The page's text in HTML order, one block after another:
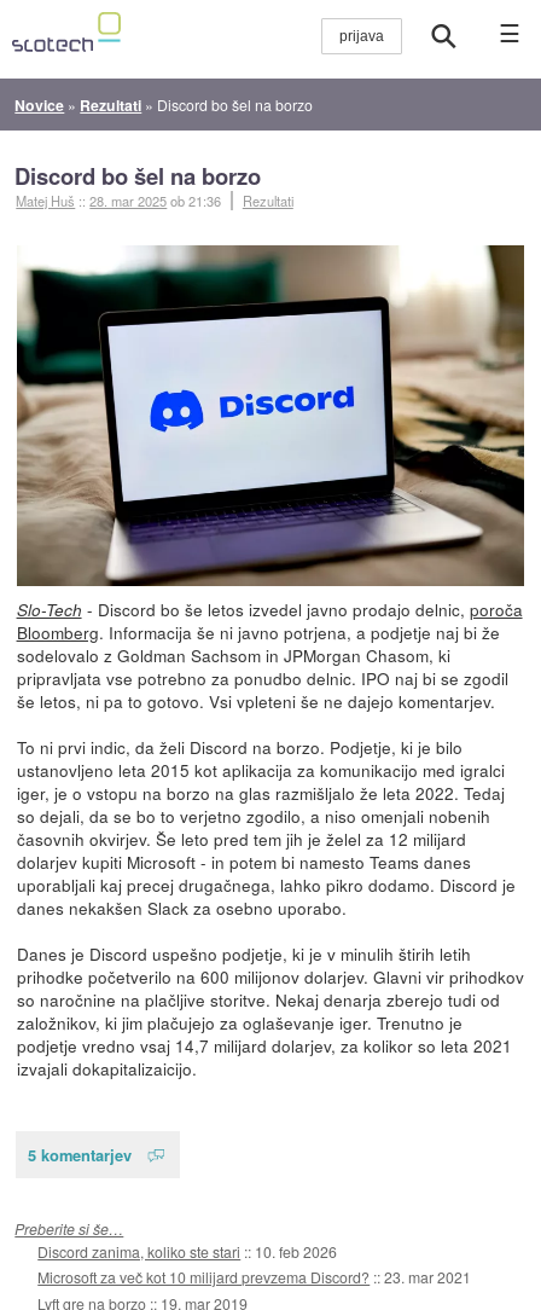
☰
Novice » Rezultati » Discord bo šel na borzo
Discord bo šel na borzo
Matej Huš ::28. mar 2025ob 21:36 Rezultati
Slo-Tech - Discord bo še letos izvedel javno prodajo delnic, poroča
Bloomberg. Informacija še ni javno potrjena, a podjetje naj bi že
sodelovalo z Goldman Sachsom in JPMorgan Chasom, ki
pripravljata vse potrebno za ponudbo delnic. IPO naj bi se zgodil
še letos, ni pa to gotovo. Vsi vpleteni še ne dajejo komentarjev.
To ni prvi indic, da želi Discord na borzo. Podjetje, ki je bilo
ustanovljeno leta 2015 kot aplikacija za komunikacijo med igralci
iger, je o vstopu na borzo na glas razmišljalo že leta 2022. Tedaj
so dejali, da se bo to verjetno zgodilo, a niso omenjali nobenih
časovnih okvirjev. Še leto pred tem jih je želel za 12 milijard
dolarjev kupiti Microsoft - in potem bi namesto Teams danes
uporabljali kaj precej drugačnega, lahko pikro dodamo. Discord je
danes nekakšen Slack za osebno uporabo.
Danes je Discord uspešno podjetje, ki je v minulih štirih letih
prihodke početverilo na 600 milijonov dolarjev. Glavni vir prihodkov
so naročnine na plačljive storitve. Nekaj denarja zberejo tudi od
založnikov, ki jim plačujejo za oglaševanje iger. Trenutno je
podjetje vredno vsaj 14,7 milijard dolarjev, za kolikor so leta 2021
izvajali dokapitalizaicijo.
5 komentarjev
Preberite si še…
Discord zanima, koliko ste stari :: 10. feb 2026
Microsoft za več kot 10 milijard prevzema Discord? ::23. mar 2021
Lyft gre na borzo :: 19. mar 2019